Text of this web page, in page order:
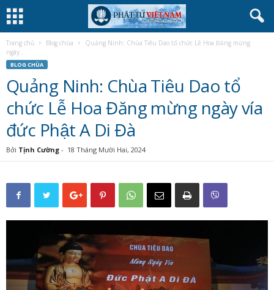
Trang chủ Blog chùa
Quảng Ninh: Chùa Tiêu Dao tổ chức Lễ Hoa Đăng mừng
ngày...
BLOG CHÙA
Quảng Ninh: Chùa Tiêu Dao tổ
chức Lễ Hoa Đăng mừng ngày vía
đức Phật A Di Đà
Bởi Tịnh Cường - 18 Tháng Mười Hai, 2024